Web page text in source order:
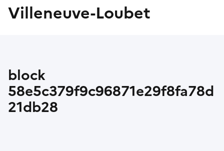
Villeneuve-Loubet
block
58e5c379f9c96871e29f8fa78d
21db28